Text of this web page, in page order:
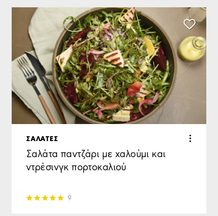
ΣΑΛΑΤΕΣ
Σαλάτα παντζάρι με χαλούμι και
ντρέσινγκ πορτοκαλιού
9